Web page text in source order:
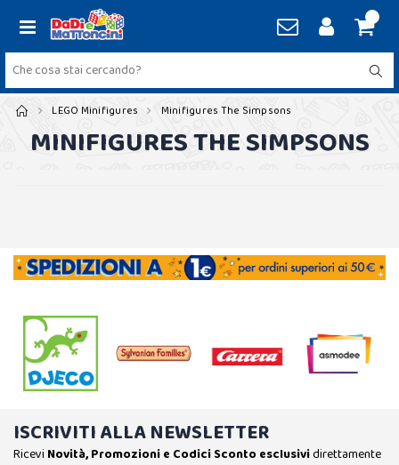
LEGO Minifigures Minifigures The Simpsons
MINIFIGURES THE SIMPSONS
ISCRIVITI ALLA NEWSLETTER
Ricevi Novità, Promozioni e Codici Sconto esclusividirettamente